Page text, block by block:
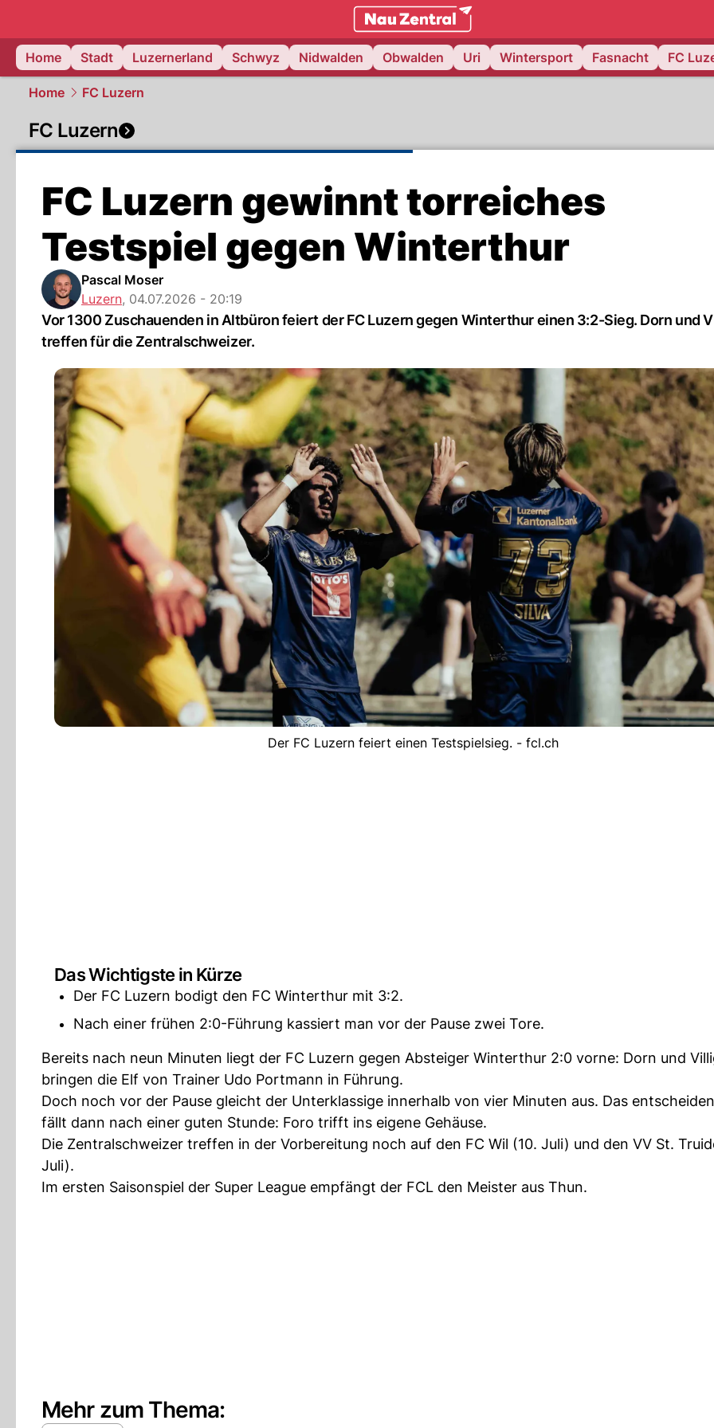
zentralschweiz.NAU.ch
Home
Stadt Luzernerland Schwyz Nidwalden Obwalden Uri Wintersport Fasnacht FC
Home FC Luzern
FC Luzern
FC Luzern gewinnt torreiches
Testspiel gegen Winterthur
Pascal Moser
Luzern, 04.07.2026 - 20:19
Vor 1300 Zuschauenden in Altbüron feiert der FC Luzern gegen Winterthur einen 3:2-Sieg. Dorn und
treffen für die Zentralschweizer.
Der FC Luzern feiert einen Testspielsieg. - fcl.ch
Das Wichtigste in Kürze
Der FC Luzern bodigt den FC Winterthur mit 3:2.
Nach einer frühen 2:0-Führung kassiert man vor der Pause zwei Tore.
Bereits nach neun Minuten liegt der FC Luzern gegen Absteiger Winterthur 2:0 vorne: Dorn und
bringen die Elf von Trainer Udo Portmann in Führung.
Doch noch vor der Pause gleicht der Unterklassige innerhalb von vier Minuten aus. Das
fällt dann nach einer guten Stunde: Foro trifft ins eigene Gehäuse.
Die Zentralschweizer treffen in der Vorbereitung noch auf den FC Wil (10. Juli) und den VV St.
Juli).
Im ersten Saisonspiel der Super League empfängt der FCL den Meister aus Thun.
Mehr zum Thema: